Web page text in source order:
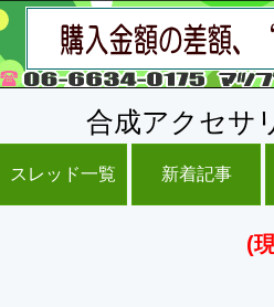
合成アクセサ
スレッド一覧 新着記事
(